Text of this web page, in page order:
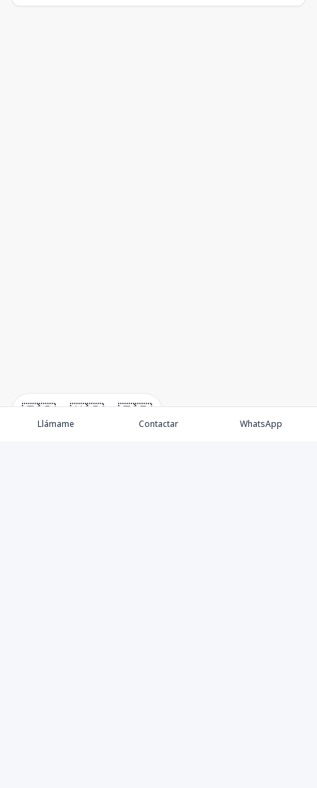
🇪🇸 🇺🇸 🇫🇷
Llámame Contactar WhatsApp